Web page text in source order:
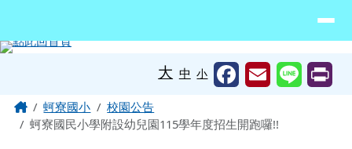
大 中 小
主內容區域
Home蚵寮國小
校園公告
蚵寮國民小學附設幼兒園115學年度招生開跑囉!!
頁尾區域